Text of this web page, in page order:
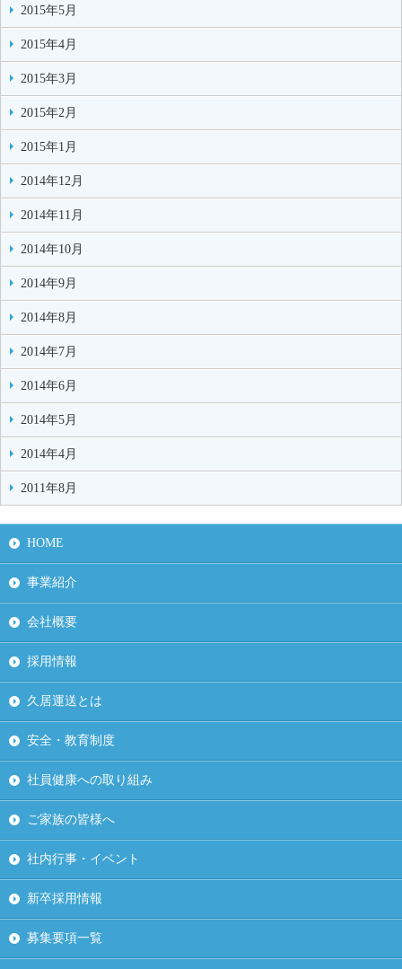
2015年5月
2015年4月
2015年3月
2015年2月
2015年1月
2014年12月
2014年11月
2014年10月
2014年9月
2014年8月
2014年7月
2014年6月
2014年5月
2014年4月
2011年8月
HOME
事業紹介
会社概要
採用情報
久居運送とは
安全・教育制度
社員健康への取り組み
ご家族の皆様へ
社内行事・イベント
新卒採用情報
募集要項一覧